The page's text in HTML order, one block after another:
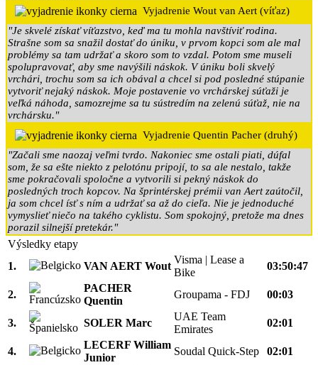
Vyjadrenie Wout van Aert (víťaz)
"Je skvelé získať víťazstvo, keď ma tu mohla navštíviť rodina.
Strašne som sa snažil dostať do úniku, v prvom kopci som ale mal
problémy sa tam udržať a skoro som to vzdal. Potom sme museli
spolupravovať, aby sme navýšili náskok. V úniku boli skvelý
vrchári, trochu som sa ich obával a chcel si pod posledné stúpanie
vytvoriť nejaký náskok. Moje postavenie vo vrchárskej súťaži je
veľká náhoda, samozrejme sa tu sústredím na zelenú súťaž, nie na
vrchársku."
Vyjadrenie Quentin Pacher (druhý)
"Začali sme naozaj veľmi tvrdo. Nakoniec sme ostali piati, dúfal
som, že sa ešte niekto z pelotónu pripojí, to sa ale nestalo, takže
sme pokračovali spoločne a vytvorili si pekný náskok do
posledných troch kopcov. Na šprintérskej prémii van Aert zaútočil,
ja som chcel ísť s ním a udržať sa až do cieľa. Nie je jednoduché
vymyslieť niečo na takého cyklistu. Som spokojný, pretože ma dnes
porazil silnejší pretekár."
Výsledky etapy
1.
VAN AERT Wout
Visma | Lease a
Bike
03:50:47
2.
PACHER
Quentin
Groupama - FDJ 00:03
3. SOLER Marc
UAE Team
Emirates
02:01
4.
LECERF William
Junior
Soudal Quick-Step 02:01